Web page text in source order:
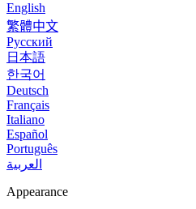
English
繁體中文
Русский
日本語
한국어
Deutsch
Français
Italiano
Español
Português
العربية
Appearance